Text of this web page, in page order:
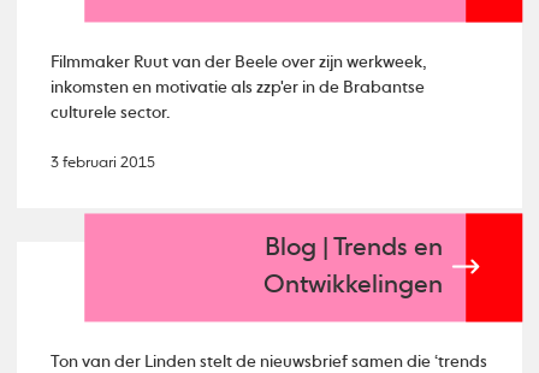
Filmmaker Ruut van der Beele over zijn werkweek,
inkomsten en motivatie als zzp'er in de Brabantse
culturele sector.
3 februari 2015
Blog | Trends en
Ontwikkelingen
Ton van der Linden stelt de nieuwsbrief samen die ‘trends